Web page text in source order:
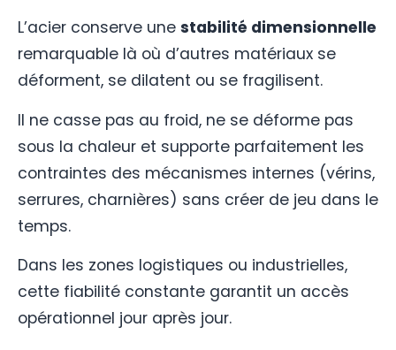
L’acier conserve une stabilité dimensionnelle
remarquable là où d’autres matériaux se
déforment, se dilatent ou se fragilisent.
Il ne casse pas au froid, ne se déforme pas
sous la chaleur et supporte parfaitement les
contraintes des mécanismes internes (vérins,
serrures, charnières) sans créer de jeu dans le
temps.
Dans les zones logistiques ou industrielles,
cette fiabilité constante garantit un accès
opérationnel jour après jour.